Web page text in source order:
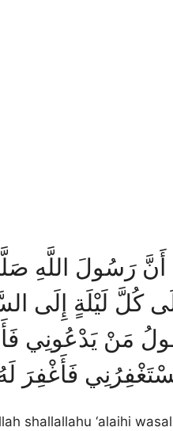
رَسُولَ اللَّهِ
كُلَّ لَيْلَةٍ إِلَى
مَنْ يَدْعُونِي
فَأَغْفِرَ
shallallahu ‘alaihi